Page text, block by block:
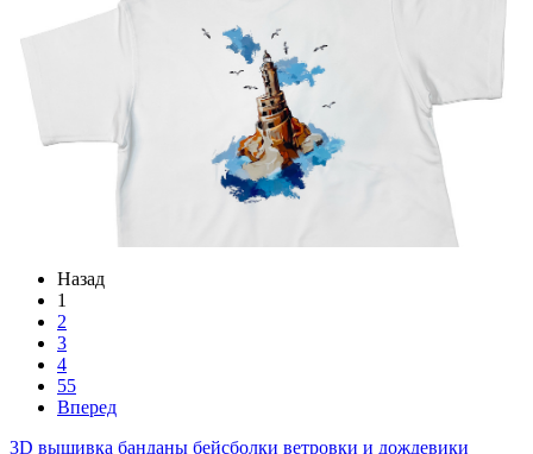
Назад
1
2
3
4
55
Вперед
3D вышивка банданы бейсболки ветровки и дождевики